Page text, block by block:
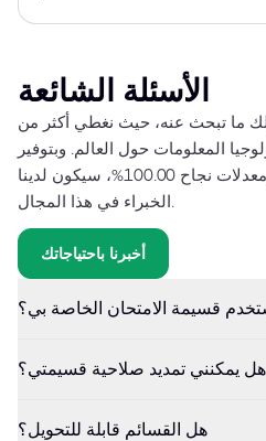
الأسئلة الشائعة
ما تبحث عنه، حيث نغطي أكثر من
المعلومات حول العالم. وبتوفير
خدمات الامتحانات بالوكالة مع معدلات نجاح 100.00%، سيكون لدينا
الخبراء في هذا المجال.
أخبرنا باحتياجاتك
قسيمة الامتحان الخاصة بي؟
هل يمكنني تمديد صلاحية قسيمتي؟
هل القسائم قابلة للتحويل؟